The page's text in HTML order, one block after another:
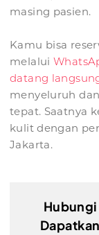
masing pasien.
Kamu bisa
melalui
datang
menyeluruh
tepat. Saatnya
kulit dengan
Jakarta.